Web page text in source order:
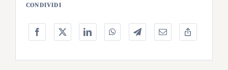
CONDIVIDI